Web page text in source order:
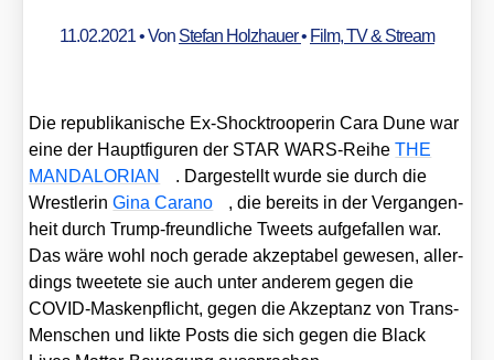
11.02.2021• Von Stefan Holzhauer• Film, TV & Stream
Die repu­bli­ka­ni­sche Ex-Shock­tro­o­pe­rin Cara Dune war
eine der Haupt­fi­gu­ren der STAR WARS-Rei­heTHE
MANDALORIAN
. Dar­ge­stellt wur­de sie durch die
Wrest­le­rinGina Cara­no
, die bereits in der Ver­gan­gen­
heit durch Trump-freund­li­che Tweets auf­ge­fal­len war.
Das wäre wohl noch gera­de akzep­ta­bel gewe­sen, aller­
dings tweete­te sie auch unter ande­rem gegen die
COVID-Mas­ken­pflicht, gegen die Akzep­tanz von Trans-
Men­schen und lik­te Posts die sich gegen die Black